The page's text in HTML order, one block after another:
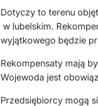
Dotyczy to terenu
w lubelskim.
wyjątkowego będzie
Rekompensaty mają
Wojewoda jest
Przedsiębiorcy mogą